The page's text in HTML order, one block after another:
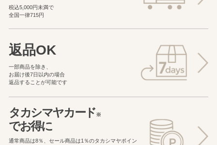
税込5,000円未満で
全国一律715円
返品OK
一部商品を除き、
お届け後7日以内の場合
返品することが可能です
タカシマヤカード※
でお得に
通常商品は8％、セール商品は1％のタカシマヤポイン